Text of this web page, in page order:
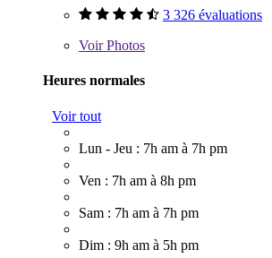
3 326 évaluations
VoirPhotos
Heures normales
Voir tout
Lun - Jeu : 7h am à 7h pm
Ven : 7h am à 8h pm
Sam : 7h am à 7h pm
Dim : 9h am à 5h pm